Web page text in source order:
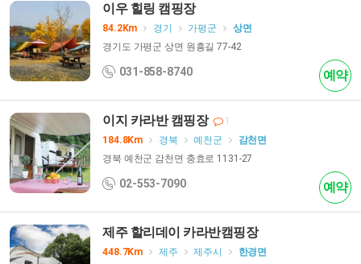
이우 힐링 캠핑장
84.2Km 경기 가평군
상면
경기도 가평군 상면 원흥길 77-42
031-858-8740 예약
이지 카라반 캠핑장
1
184.8Km
경북 예천군
감천면
경북 예천군 감천면 충효로 1131-27
02-553-7090 예약
제주 할리데이 카라반캠핑장
448.7Km 제주 제주시
한경면